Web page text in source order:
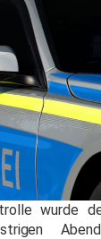
wurde